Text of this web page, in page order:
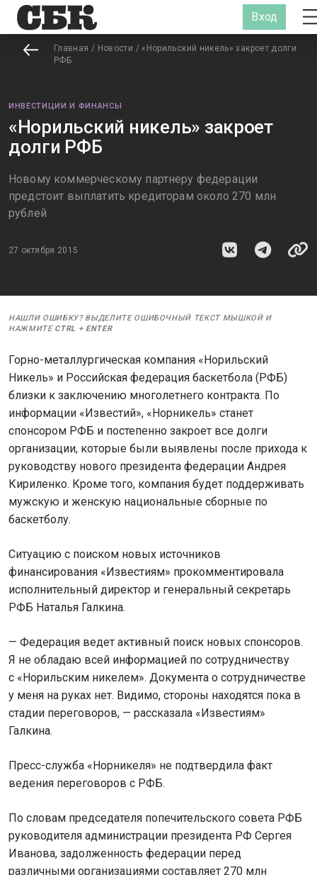
Вход
Главная / Новости / «Норильский никель» закроет долги
РФБ
ИНВЕСТИЦИИ И ФИНАНСЫ
«Норильский никель» закроет
долги РФБ
Новому коммерческому партнеру федерации
предстоит выплатить кредиторам около 270 млн
рублей
27 октября 2015
НАШЛИ ОШИБКУ? ВЫДЕЛИТЕ ОШИБОЧНЫЙ ТЕКСТ МЫШКОЙ И
НАЖМИТЕ CTRL + ENTER
Горно-металлургическая компания «Норильский
Никель» и Российская федерация баскетбола (РФБ)
близки к заключению многолетнего контракта. По
информации «Известий», «Норникель» станет
спонсором РФБ и постепенно закроет все долги
организации, которые были выявлены после прихода к
руководству нового президента федерации Андрея
Кириленко. Кроме того, компания будет поддерживать
мужскую и женскую национальные сборные по
баскетболу.
Ситуацию с поиском новых источников
финансирования «Известиям» прокомментировала
исполнительный директор и генеральный секретарь
РФБ Наталья Галкина.
— Федерация ведет активный поиск новых спонсоров.
Я не обладаю всей информацией по сотрудничеству
с «Норильским никелем». Документа о сотрудничестве
у меня на руках нет. Видимо, стороны находятся пока в
стадии переговоров, — рассказала «Известиям»
Галкина.
Пресс-служба «Норникеля» не подтвердила факт
ведения переговоров с РФБ.
По словам председателя попечительского совета РФБ
руководителя администрации президента РФ Сергея
Иванова, задолженность федерации перед
различными организациями составляет 270 млн